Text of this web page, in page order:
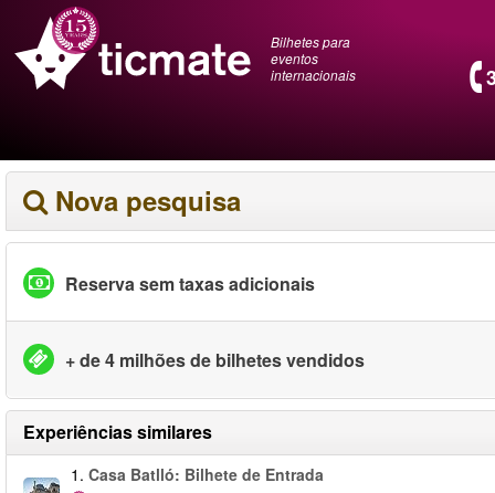
Bilhetes para
eventos
internacionais
Nova pesquisa
Reserva sem taxas adicionais
+ de 4 milhões de bilhetes vendidos
Experiências similares
1. Casa Batlló: Bilhete de Entrada